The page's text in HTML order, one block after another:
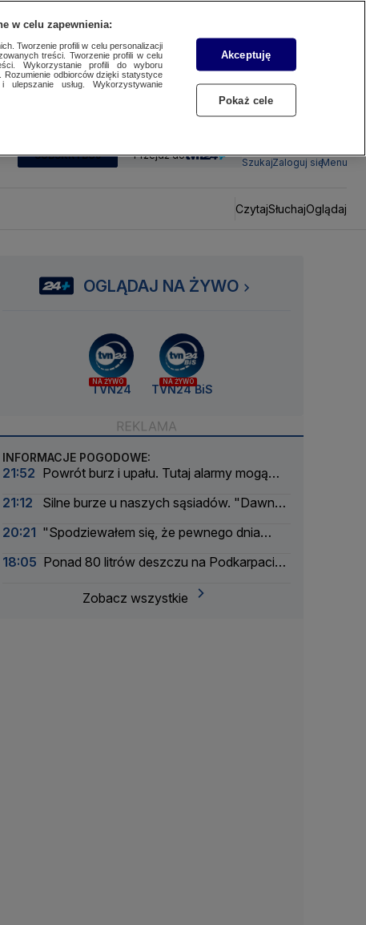
SUBSKRYBUJ Przejdź do
SzukajZaloguj sięMenu
CzytajSłuchajOglądaj
OGLĄDAJ NA ŻYWO
NA ŻYWO
TVN24
NA ŻYWO
TVN24 BiS
INFORMACJE POGODOWE:
21:52 Powrót burz i upału. Tutaj alarmy mogą
21:12
Silne burze u naszych sąsiadów. "Dawno
20:21 "Spodziewałem się, że pewnego dnia
18:05 Ponad 80 litrów deszczu na Podkarpaciu.
Zobacz wszystkie
w celu zapewnienia:
Tworzenie profili w celu personalizacji
treści. Tworzenie profili w celu
Wykorzystanie profili do wyboru
odbiorców dzięki statystyce
usług. Wykorzystywanie
Akceptuję
Pokaż cele